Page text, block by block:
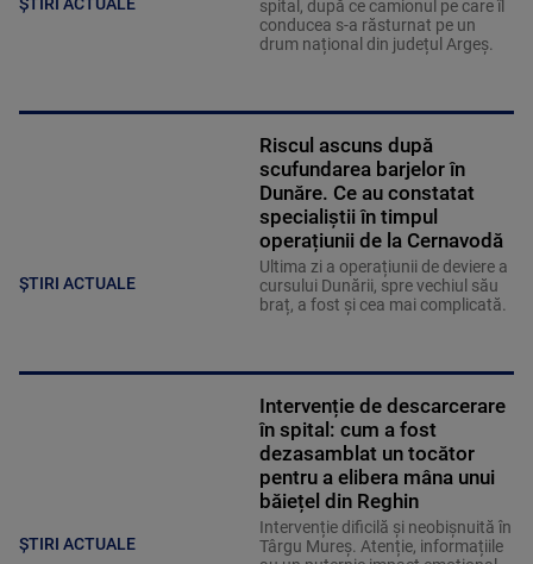
spital, după ce camionul pe care îl
conducea s-a răsturnat pe un
drum național din județul Argeș.
ȘTIRI ACTUALE
Riscul ascuns după
scufundarea barjelor în
Dunăre. Ce au constatat
specialiștii în timpul
operațiunii de la Cernavodă
Ultima zi a operațiunii de deviere a
cursului Dunării, spre vechiul său
braț, a fost și cea mai complicată.
ȘTIRI ACTUALE
Intervenție de descarcerare
în spital: cum a fost
dezasamblat un tocător
pentru a elibera mâna unui
băiețel din Reghin
Intervenție dificilă și neobișnuită în
Târgu Mureș. Atenție, informațiile